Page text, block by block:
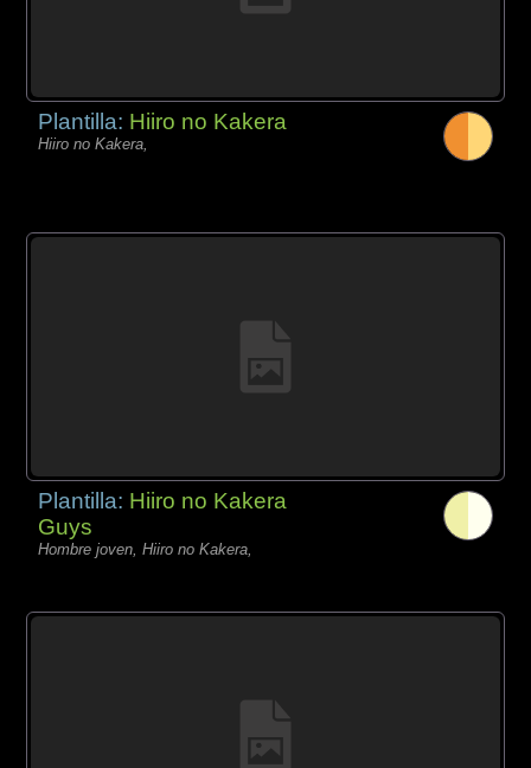
Plantilla: Hiiro no Kakera
Hiiro no Kakera,
Plantilla: Hiiro no Kakera
Guys
Hombre joven, Hiiro no Kakera,